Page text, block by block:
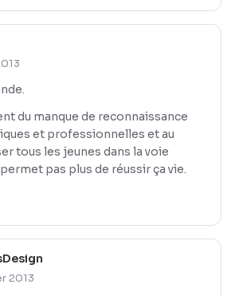
du manque de reconnaissance
et professionnelles et au
tous les jeunes dans la voie
pas plus de réussir ça vie.
2013